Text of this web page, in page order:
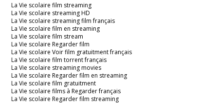
La Vie scolaire film streaming
La Vie scolaire streaming HD
La Vie scolaire streaming film français
La Vie scolaire film en streaming
La Vie scolaire film stream
La Vie scolaire Regarder film
La Vie scolaire Voir film gratuitment français
La Vie scolaire film torrent français
La Vie scolaire streaming movies
La Vie scolaire Regarder film en streaming
La Vie scolaire film gratuitment
La Vie scolaire films à Regarder français
La Vie scolaire Regarder film streaming